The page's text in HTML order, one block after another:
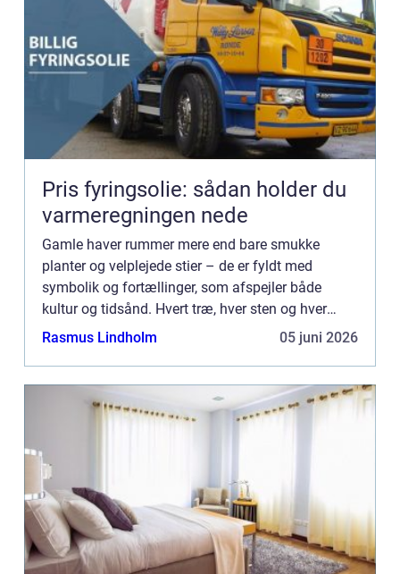
Pris fyringsolie: sådan holder du
varmeregningen nede
Gamle haver rummer mere end bare smukke
planter og velplejede stier – de er fyldt med
symbolik og fortællinger, som afspejler både
kultur og tidsånd. Hvert træ, hver sten og hver
dam er ofte placeret med en mening, der r...
Rasmus Lindholm 05 juni 2026